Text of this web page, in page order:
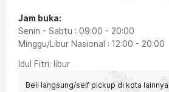
Jam buka:
Senin - Sabtu : 09:00 - 20:00
Minggu/Libur Nasional : 12:00 - 20:00
Idul Fitri: libur
Beli langsung/self pickup di kota lainnya